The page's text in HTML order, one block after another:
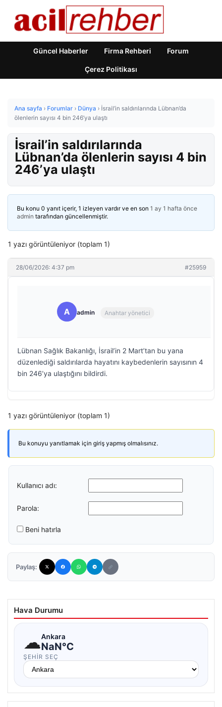
Güncel Haberler Firma Rehberi Forum
Çerez Politikası
Ana sayfa › Forumlar › Dünya › İsrail’in saldırılarında Lübnan’da
ölenlerin sayısı 4 bin 246’ya ulaştı
İsrail’in saldırılarında
Lübnan’da ölenlerin sayısı 4 bin
246’ya ulaştı
Bu konu 0 yanıt içerir, 1 izleyen vardır ve en son 1 ay 1 hafta önce
admin tarafından güncellenmiştir.
1 yazı görüntüleniyor (toplam 1)
28/06/2026: 4:37 pm #25959
A admin Anahtar yönetici
Lübnan Sağlık Bakanlığı, İsrail’in 2 Mart’tan bu yana
düzenlediği saldırılarda hayatını kaybedenlerin sayısının 4
bin 246’ya ulaştığını bildirdi.
1 yazı görüntüleniyor (toplam 1)
Bu konuyu yanıtlamak için giriş yapmış olmalısınız.
Kullanıcı adı:
Parola:
Beni hatırla
Paylaş:
Hava Durumu
☁Ankara
NaN°C
ŞEHIR SEÇ